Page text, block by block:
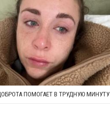
ПОМОГАЕТ В ТРУДНУЮ МИНУТУ